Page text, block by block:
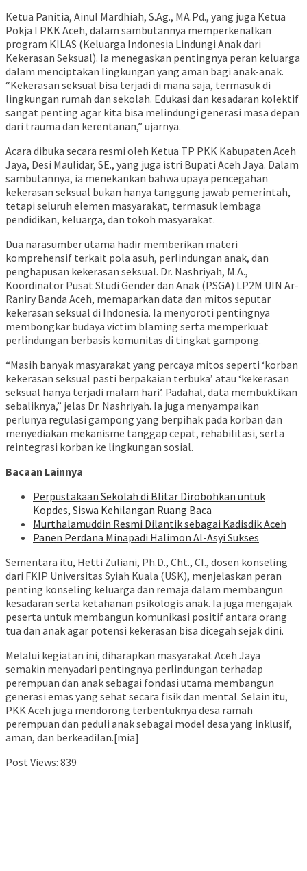
Ketua Panitia, Ainul Mardhiah, S.Ag., MA.Pd., yang juga Ketua
Pokja I PKK Aceh, dalam sambutannya memperkenalkan
program KILAS (Keluarga Indonesia Lindungi Anak dari
Kekerasan Seksual). Ia menegaskan pentingnya peran keluarga
dalam menciptakan lingkungan yang aman bagi anak-anak.
“Kekerasan seksual bisa terjadi di mana saja, termasuk di
lingkungan rumah dan sekolah. Edukasi dan kesadaran kolektif
sangat penting agar kita bisa melindungi generasi masa depan
dari trauma dan kerentanan,” ujarnya.
Acara dibuka secara resmi oleh Ketua TP PKK Kabupaten Aceh
Jaya, Desi Maulidar, SE., yang juga istri Bupati Aceh Jaya. Dalam
sambutannya, ia menekankan bahwa upaya pencegahan
kekerasan seksual bukan hanya tanggung jawab pemerintah,
tetapi seluruh elemen masyarakat, termasuk lembaga
pendidikan, keluarga, dan tokoh masyarakat.
Dua narasumber utama hadir memberikan materi
komprehensif terkait pola asuh, perlindungan anak, dan
penghapusan kekerasan seksual. Dr. Nashriyah, M.A.,
Koordinator Pusat Studi Gender dan Anak (PSGA) LP2M UIN Ar-
Raniry Banda Aceh, memaparkan data dan mitos seputar
kekerasan seksual di Indonesia. Ia menyoroti pentingnya
membongkar budaya victim blaming serta memperkuat
perlindungan berbasis komunitas di tingkat gampong.
“Masih banyak masyarakat yang percaya mitos seperti ‘korban
kekerasan seksual pasti berpakaian terbuka’ atau ‘kekerasan
seksual hanya terjadi malam hari’. Padahal, data membuktikan
sebaliknya,” jelas Dr. Nashriyah. Ia juga menyampaikan
perlunya regulasi gampong yang berpihak pada korban dan
menyediakan mekanisme tanggap cepat, rehabilitasi, serta
reintegrasi korban ke lingkungan sosial.
Bacaan Lainnya
Perpustakaan Sekolah di Blitar Dirobohkan untuk
Kopdes, Siswa Kehilangan Ruang Baca
Murthalamuddin Resmi Dilantik sebagai Kadisdik Aceh
Panen Perdana Minapadi Halimon Al-Asyi Sukses
Sementara itu, Hetti Zuliani, Ph.D., Cht., CI., dosen konseling
dari FKIP Universitas Syiah Kuala (USK), menjelaskan peran
penting konseling keluarga dan remaja dalam membangun
kesadaran serta ketahanan psikologis anak. Ia juga mengajak
peserta untuk membangun komunikasi positif antara orang
tua dan anak agar potensi kekerasan bisa dicegah sejak dini.
Melalui kegiatan ini, diharapkan masyarakat Aceh Jaya
semakin menyadari pentingnya perlindungan terhadap
perempuan dan anak sebagai fondasi utama membangun
generasi emas yang sehat secara fisik dan mental. Selain itu,
PKK Aceh juga mendorong terbentuknya desa ramah
perempuan dan peduli anak sebagai model desa yang inklusif,
aman, dan berkeadilan.[mia]
Post Views: 839